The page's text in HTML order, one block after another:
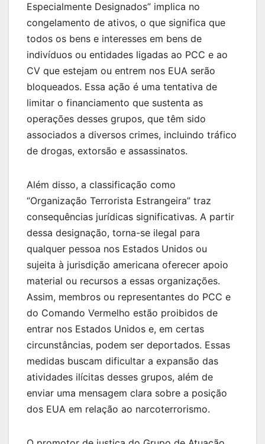
Especialmente Designados” implica no
congelamento de ativos, o que significa que
todos os bens e interesses em bens de
indivíduos ou entidades ligadas ao PCC e ao
CV que estejam ou entrem nos EUA serão
bloqueados. Essa ação é uma tentativa de
limitar o financiamento que sustenta as
operações desses grupos, que têm sido
associados a diversos crimes, incluindo tráfico
de drogas, extorsão e assassinatos.
Além disso, a classificação como
“Organização Terrorista Estrangeira” traz
consequências jurídicas significativas. A partir
dessa designação, torna-se ilegal para
qualquer pessoa nos Estados Unidos ou
sujeita à jurisdição americana oferecer apoio
material ou recursos a essas organizações.
Assim, membros ou representantes do PCC e
do Comando Vermelho estão proibidos de
entrar nos Estados Unidos e, em certas
circunstâncias, podem ser deportados. Essas
medidas buscam dificultar a expansão das
atividades ilícitas desses grupos, além de
enviar uma mensagem clara sobre a posição
dos EUA em relação ao narcoterrorismo.